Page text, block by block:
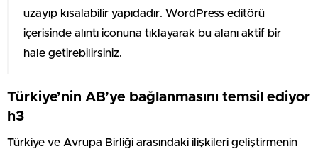
uzayıp kısalabilir yapıdadır. WordPress editörü
içerisinde alıntı iconuna tıklayarak bu alanı aktif bir
hale getirebilirsiniz.
Türkiye’nin AB’ye bağlanmasını temsil ediyor
h3
Türkiye ve Avrupa Birliği arasındaki ilişkileri geliştirmenin